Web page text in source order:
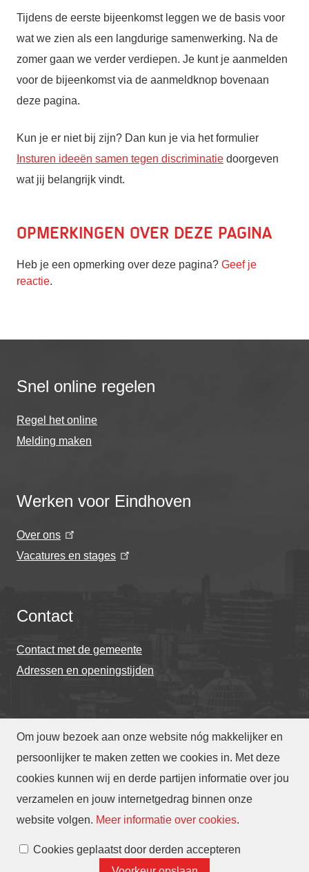
Om jouw bezoek aan onze website nóg makkelijker en
persoonlijker te maken zetten we cookies in. Met deze
cookies kunnen wij en derde partijen informatie over jou
verzamelen en jouw internetgedrag binnen onze
website volgen. Meer informatie over cookies.
Cookies geplaatst door derden accepteren
Tijdens de eerste bijeenkomst leggen we de basis voor
wat we zien als een langdurige samenwerking. Na de
zomer gaan we verder verdiepen. Je kunt je aanmelden
voor de bijeenkomst via de aanmeldknop bovenaan
deze pagina.
Kun je er niet bij zijn? Dan kun je via het formulier
Insturen ideeën samen tegen discriminatie doorgeven
wat jij belangrijk vindt.
Opmerkingen over deze pagina
Heb je een opmerking over deze pagina? Geef je
reactie.
Snel online regelen
Regel het online
Melding maken
Werken voor Eindhoven
Over ons
Vacatures en stages
Contact
Contact met de gemeente
Adressen en openingstijden
© Gemeente Eindhoven 2026
Translate
Cookies beheren